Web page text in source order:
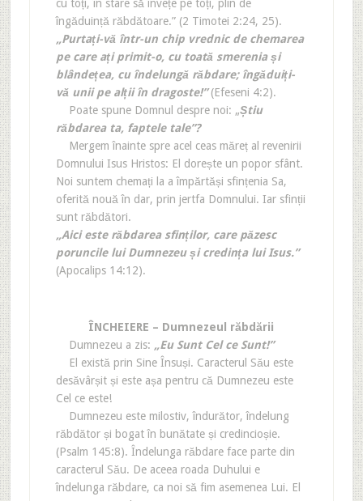
cu toți, în stare să învețe pe toți, plin de
îngăduință răbdătoare.” (2 Timotei 2:24, 25).
„Purtați-vă într-un chip vrednic de chemarea
pe care ați primit-o, cu toată smerenia și
blândețea, cu îndelungă răbdare; îngăduiți-
vă unii pe alții în dragoste!”(Efeseni 4:2).
Poate spune Domnul despre noi: „Știu
răbdarea ta, faptele tale”?
Mergem înainte spre acel ceas măreț al revenirii
Domnului Isus Hristos: El dorește un popor sfânt.
Noi suntem chemați la a împărtăși sfințenia Sa,
oferită nouă în dar, prin jertfa Domnului. Iar sfinții
sunt răbdători.
„Aici este răbdarea sfinților, care păzesc
poruncile lui Dumnezeu și credința lui Isus.”
(Apocalips 14:12).
ÎNCHEIERE – Dumnezeul răbdării
Dumnezeu a zis: „Eu Sunt Cel ce Sunt!”
El există prin Sine Însuși. Caracterul Său este
desăvârșit și este așa pentru că Dumnezeu este
Cel ce este!
Dumnezeu este milostiv, îndurător, îndelung
răbdător și bogat în bunătate și credincioșie.
(Psalm 145:8). Îndelunga răbdare face parte din
caracterul Său. De aceea roada Duhului e
îndelunga răbdare, ca noi să fim asemenea Lui. El